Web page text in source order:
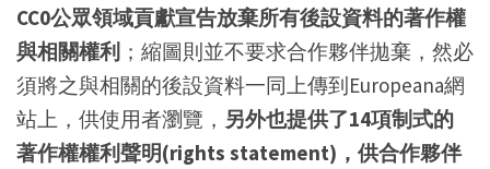
CC0公眾領域貢獻宣告放棄所有後設資料的著作權
與相關權利 ；縮圖則並不要求合作夥伴拋棄，然必
須將之與相關的後設資料一同上傳到Europeana網
站上，供使用者瀏覽， 另外也提供了14項制式的
著作權權利聲明(rights statement)，供合作夥伴